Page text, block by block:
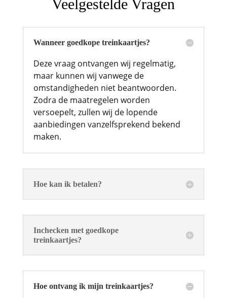
Veelgestelde Vragen
Wanneer goedkope treinkaartjes?
Deze vraag ontvangen wij regelmatig,
maar kunnen wij vanwege de
omstandigheden niet beantwoorden.
Zodra de maatregelen worden
versoepelt, zullen wij de lopende
aanbiedingen vanzelfsprekend bekend
maken.
Hoe kan ik betalen?
Inchecken met goedkope
treinkaartjes?
Hoe ontvang ik mijn treinkaartjes?